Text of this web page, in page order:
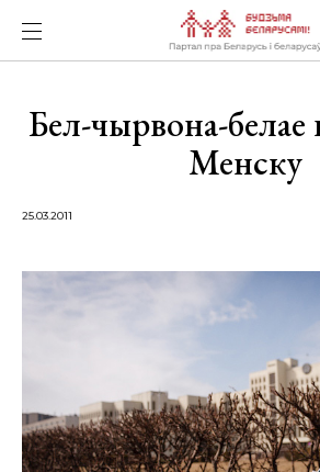
Бел-чырвона-белае
Менску
25.03.2011